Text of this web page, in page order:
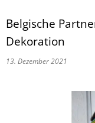
Belgische
Dekoration
13. Dezember 2021